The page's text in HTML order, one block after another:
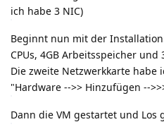
ich habe 3 NIC)
Beginnt nun mit der
CPUs, 4GB Arbeitsspeicher und
Die zweite Netzwerkkarte habe
"Hardware -->> Hinzufügen --
Dann die VM gestartet und Los